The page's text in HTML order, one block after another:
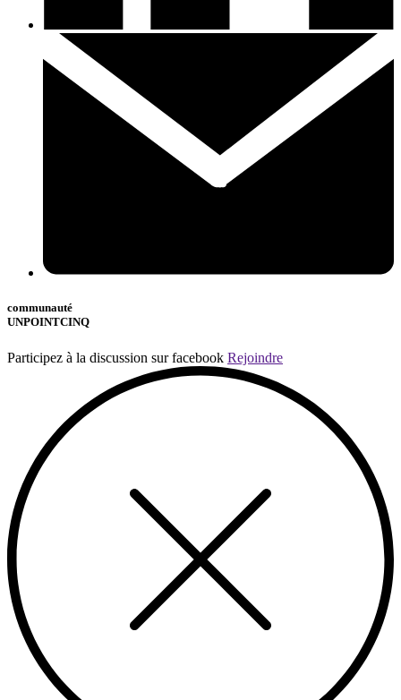
communauté
UNPOINTCINQ
Participez à la discussion sur facebook Rejoindre